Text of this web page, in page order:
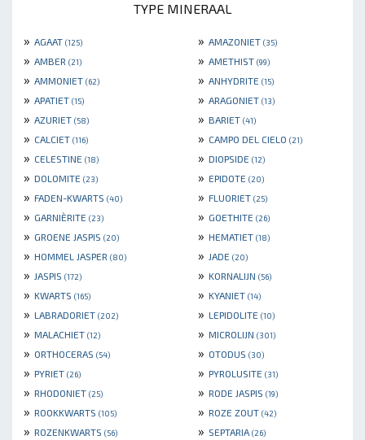
TYPE MINERAAL
» AGAAT (125) » AMAZONIET (35)
» AMBER (21) » AMETHIST (99)
» AMMONIET (62) » ANHYDRITE (15)
» APATIET (15) » ARAGONIET (13)
» AZURIET (58) » BARIET (41)
» CALCIET (116) » CAMPO DEL CIELO (21)
» CELESTINE (18) » DIOPSIDE (12)
» DOLOMITE (23) » EPIDOTE (20)
» FADEN-KWARTS (40) » FLUORIET (25)
» GARNIÈRITE (23) » GOETHITE (26)
» GROENE JASPIS (20) » HEMATIET (18)
» HOMMEL JASPER (80) » JADE (20)
» JASPIS (172) » KORNALIJN (56)
» KWARTS (165) » KYANIET (14)
» LABRADORIET (202) » LEPIDOLITE (10)
» MALACHIET (12) » MICROLIJN (301)
» ORTHOCERAS (54) » OTODUS (30)
» PYRIET (26) » PYROLUSITE (31)
» RHODONIET (25) » RODE JASPIS (19)
» ROOKKWARTS (105) » ROZE ZOUT (42)
» ROZENKWARTS (56) » SEPTARIA (26)